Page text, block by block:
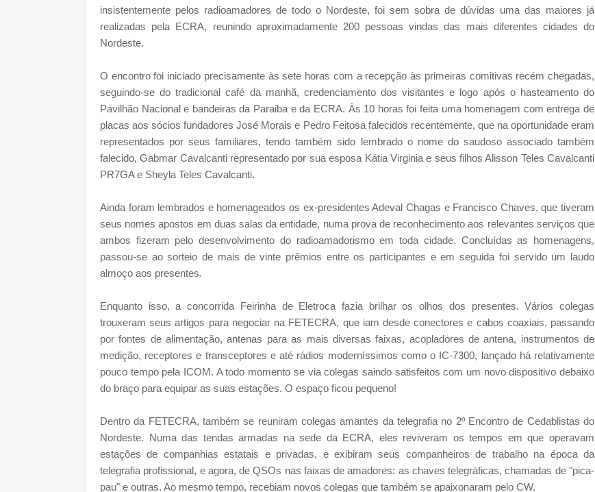
insistentemente pelos radioamadores de todo o Nordeste, foi sem sobra de dúvidas uma das maiores já
realizadas pela ECRA, reunindo aproximadamente 200 pessoas vindas das mais diferentes cidades do
Nordeste.
O encontro foi iniciado precisamente às sete horas com a recepção às primeiras comitivas recém chegadas,
seguindo-se do tradicional café da manhã, credenciamento dos visitantes e logo após o hasteamento do
Pavilhão Nacional e bandeiras da Paraiba e da ECRA. Às 10 horas foi feita uma homenagem com entrega de
placas aos sócios fundadores José Morais e Pedro Feitosa falecidos recentemente, que na oportunidade eram
representados por seus familiares, tendo também sido lembrado o nome do saudoso associado também
falecido, Gabmar Cavalcanti representado por sua esposa Kátia Virginia e seus filhos Alisson Teles Cavalcanti
PR7GA e Sheyla Teles Cavalcanti.
Ainda foram lembrados e homenageados os ex-presidentes Adeval Chagas e Francisco Chaves, que tiveram
seus nomes apostos em duas salas da entidade, numa prova de reconhecimento aos relevantes serviços que
ambos fizeram pelo desenvolvimento do radioamadorismo em toda cidade. Concluídas as homenagens,
passou-se ao sorteio de mais de vinte prêmios entre os participantes e em seguida foi servido um laudo
almoço aos presentes.
Enquanto isso, a concorrida Feirinha de Eletroca fazia brilhar os olhos dos presentes. Vários colegas
trouxeram seus artigos para negociar na FETECRA, que iam desde conectores e cabos coaxiais, passando
por fontes de alimentação, antenas para as mais diversas faixas, acopladores de antena, instrumentos de
medição, receptores e transceptores e até rádios moderníssimos como o IC-7300, lançado há relativamente
pouco tempo pela ICOM. A todo momento se via colegas saindo satisfeitos com um novo dispositivo debaixo
do braço para equipar as suas estações. O espaço ficou pequeno!
Dentro da FETECRA, também se reuniram colegas amantes da telegrafia no 2º Encontro de Cedablistas do
Nordeste. Numa das tendas armadas na sede da ECRA, eles reviveram os tempos em que operavam
estações de companhias estatais e privadas, e exibiram seus companheiros de trabalho na época da
telegrafia profissional, e agora, de QSOs nas faixas de amadores: as chaves telegráficas, chamadas de "pica-
pau" e outras. Ao mesmo tempo, recebiam novos colegas que também se apaixonaram pelo CW.